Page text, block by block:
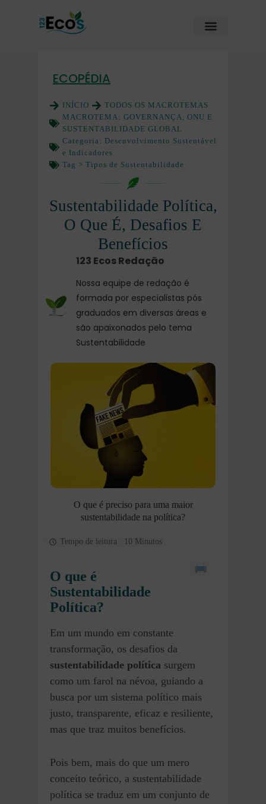
ECOPÉDIA
INÍCIO
TODOS OS MACROTEMAS
MACROTEMA: GOVERNANÇA, ONU E
SUSTENTABILIDADE GLOBAL
Categoria: Desenvolvimento Sustentável
e Indicadores
Tag > Tipos de Sustentabilidade
Sustentabilidade Política,
O Que É, Desafios E
Benefícios
123 Ecos Redação
Nossa equipe de redação é
formada por especialistas pós
graduados em diversas áreas e
são apaixonados pelo tema
Sustentabilidade
O que é preciso para uma maior
sustentabilidade na política?
Tempo de leitura : 10 Minutos
O que é
Sustentabilidade
Política?
Em um mundo em constante
transformação, os desafios da
sustentabilidade política surgem
como um farol na névoa, guiando a
busca por um sistema político mais
justo, transparente, eficaz e resiliente,
mas que traz muitos benefícios.
Pois bem, mais do que um mero
conceito teórico, a sustentabilidade
política se traduz em um conjunto de